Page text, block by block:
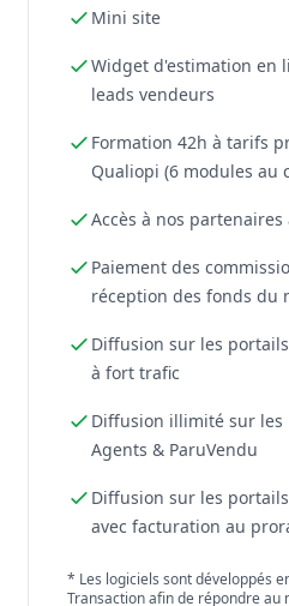
Mini site
Widget d'estimation en
leads vendeurs
Formation 42h à tarifs
Qualiopi (6 modules au
Accès à nos partenaires
Paiement des
réception des fonds du
Diffusion sur les
à fort trafic
Diffusion illimité sur
Agents & ParuVendu
Diffusion sur les
avec facturation au
* Les logiciels sont développés
Transaction afin de répondre au